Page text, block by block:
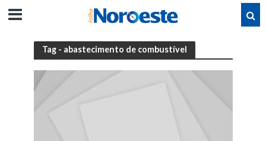
Tag - abastecimento de combustível